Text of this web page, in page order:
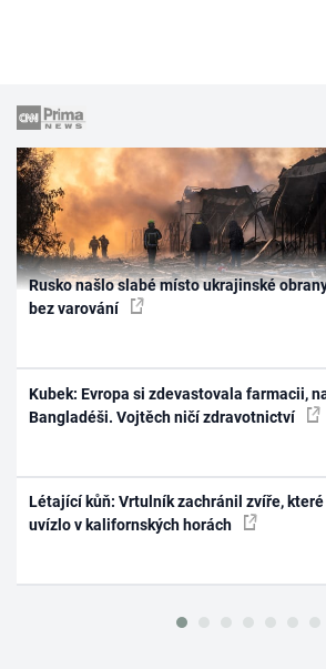
Rusko našlo slabé místo ukrajinské
bez varování
Kubek: Evropa si zdevastovala farmacii,
Bangladéši. Vojtěch ničí zdravotnictví
Létající kůň: Vrtulník zachránil zvíře,
uvízlo v kalifornských horách